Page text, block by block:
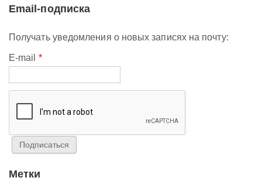
Email-подписка
Получать уведомления о новых записях на почту:
E-mail *
Метки